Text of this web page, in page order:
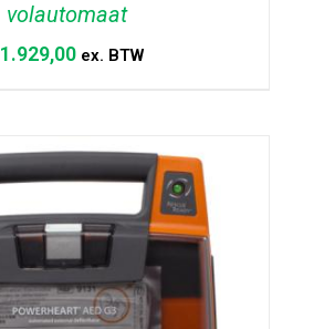
volautomaat
1.929,00 ex. BTW